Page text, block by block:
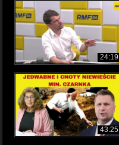
24:19
43:25